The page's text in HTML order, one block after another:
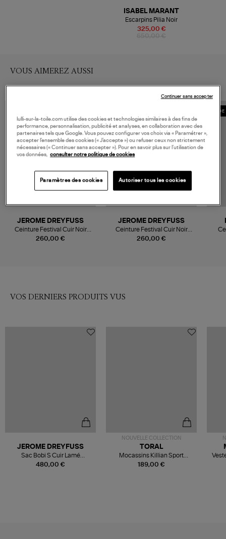
325,00 €
ISABEL MARANT
Escarpins Pilia Noir
VOUS AIMEREZ AUSSI
260,00 €
JEROME DREYFUSS
Ceinture Festival Cuir Noir
Silver
260,00 €
JEROME DREYFUSS
Ceinture Festival Cuir Noir
Brass
VOS DERNIERS PRODUITS VUS
480,00 €
JEROME DREYFUSS
Sac Bobi S Cuir Lamé
Champagne
NOUVELLE COLLECTION
189,00 €
TORAL
Mocassins Killian Sport
Mousse
lulli-sur-la-toile.com utilise des cookies et technologies similaires à des fins de
performance, personnalisation, publicité et analyses, en collaboration avec des
partenaires tels que Google. Vous pouvez configurer vos choix via « Paramétrer »,
accepter l’ensemble des cookies (« J’accepte ») ou refuser ceux non strictement
nécessaires (« Continuer sans accepter »). Pour en savoir plus sur l’utilisation de
vos données, consulter notre politique de cookies
Paramètres des cookies Autoriser tous les cookies
Continuer sans accepter